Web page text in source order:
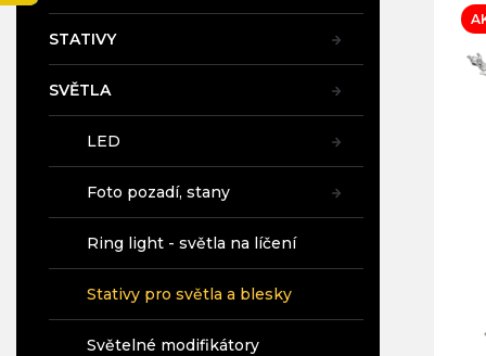
í
STATIVY
SVĚTLA
LED
Foto pozadí, stany
Ring light - světla na líčení
Stativy pro světla a blesky
Světelné modifikátory